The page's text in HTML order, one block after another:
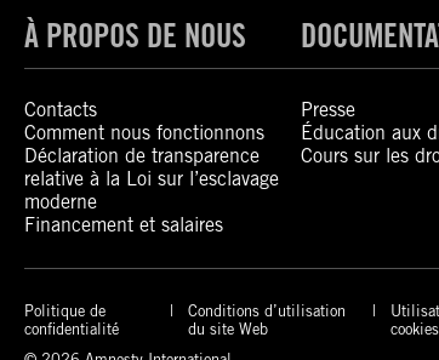
À PROPOS DE NOUS
Contacts
Comment nous fonctionnons
Déclaration de transparence
relative à la Loi sur l’esclavage
moderne
Financement et salaires
Presse
Éducation aux
Cours sur les
Politique de
confidentialité
Conditions d’utilisation
du site Web
cookies